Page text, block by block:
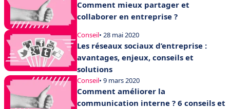
Comment mieux partager et
collaborer en entreprise ?
Conseil• 28 mai 2020
Les réseaux sociaux d’entreprise :
avantages, enjeux, conseils et
solutions
Conseil• 9 mars 2020
Comment améliorer la
communication interne ? 6 conseils et